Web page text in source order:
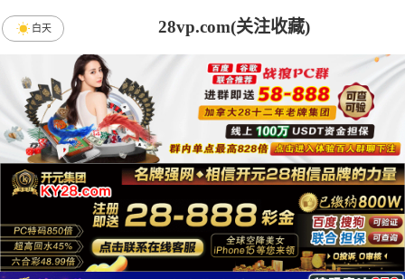
28vp.com(关注收藏)
白天